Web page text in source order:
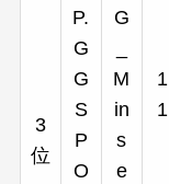
3
位
P.
G
G
S
P
O
G
M
in
s
e
1
1